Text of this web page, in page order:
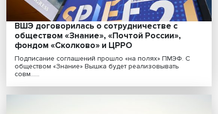
обществом «Знание», «Почтой России»,